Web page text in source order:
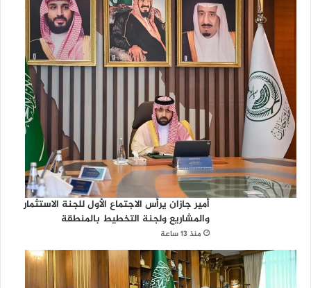
أمير جازان يرأس الاجتماع الأول للجنة الاستثمار
والمشاريع ولجنة التخطيط بالمنطقة
منذ 13 ساعة